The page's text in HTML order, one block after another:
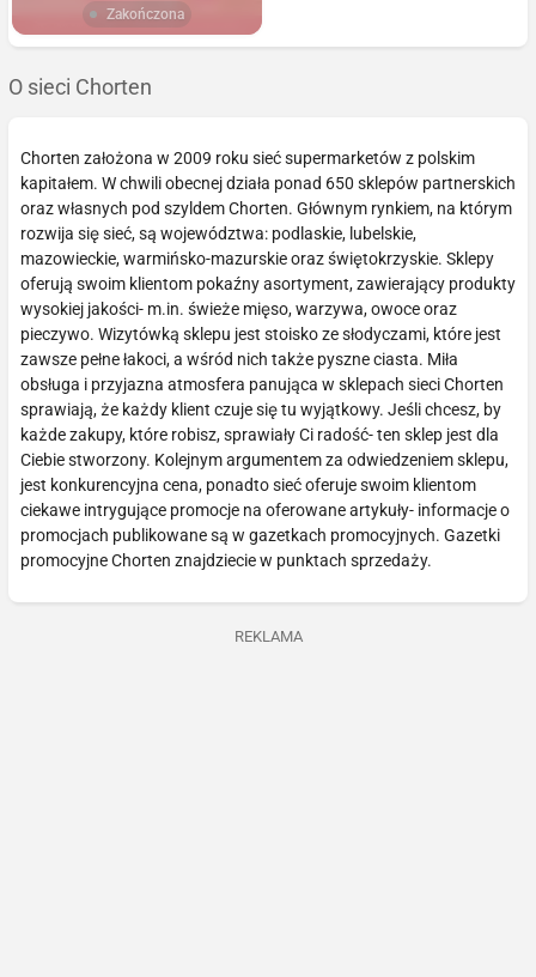
Zakończona
O sieci Chorten
Chorten założona w 2009 roku sieć supermarketów z polskim
kapitałem. W chwili obecnej działa ponad 650 sklepów partnerskich
oraz własnych pod szyldem Chorten. Głównym rynkiem, na którym
rozwija się sieć, są województwa: podlaskie, lubelskie,
mazowieckie, warmińsko-mazurskie oraz świętokrzyskie. Sklepy
oferują swoim klientom pokaźny asortyment, zawierający produkty
wysokiej jakości- m.in. świeże mięso, warzywa, owoce oraz
pieczywo. Wizytówką sklepu jest stoisko ze słodyczami, które jest
zawsze pełne łakoci, a wśród nich także pyszne ciasta. Miła
obsługa i przyjazna atmosfera panująca w sklepach sieci Chorten
sprawiają, że każdy klient czuje się tu wyjątkowy. Jeśli chcesz, by
każde zakupy, które robisz, sprawiały Ci radość- ten sklep jest dla
Ciebie stworzony. Kolejnym argumentem za odwiedzeniem sklepu,
jest konkurencyjna cena, ponadto sieć oferuje swoim klientom
ciekawe intrygujące promocje na oferowane artykuły- informacje o
promocjach publikowane są w gazetkach promocyjnych. Gazetki
promocyjne Chorten znajdziecie w punktach sprzedaży.
REKLAMA